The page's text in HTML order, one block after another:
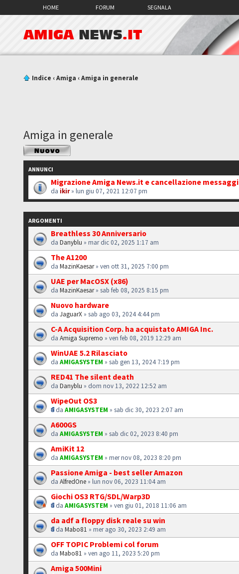
HOME FORUM SEGNALA
AMIGA NEWS.IT
Indice ‹Amiga ‹Amiga in generale
Amiga in generale
Scrivi un nuovo
argomento
ANNUNCI
Migrazione Amiga News.it e cancellazione messaggi
da ikir» lun giu 07, 2021 12:07 pm
ARGOMENTI
Breathless 30 Anniversario
daDanyblu » mar dic 02, 2025 1:17 am
The A1200
daMazinKaesar» ven ott 31, 2025 7:00 pm
UAE per MacOSX (x86)
daMazinKaesar» sab feb 08, 2025 8:15 pm
Nuovo hardware
daJaguarX » sab ago 03, 2024 4:44 pm
C-A Acquisition Corp. ha acquistato AMIGA Inc.
daAmiga Supremo » ven feb 08, 2019 12:29 am
WinUAE 5.2 Rilasciato
daAMIGASYSTEM » sab gen 13, 2024 7:19 pm
RED41 The silent death
daDanyblu » dom nov 13, 2022 12:52 am
WipeOut OS3
daAMIGASYSTEM » sab dic 30, 2023 2:07 am
A600GS
daAMIGASYSTEM » sab dic 02, 2023 8:40 pm
AmiKit 12
daAMIGASYSTEM » mer nov 08, 2023 8:20 pm
Passione Amiga - best seller Amazon
daAlfredOne » lun nov 06, 2023 11:04 am
Giochi OS3 RTG/SDL/Warp3D
daAMIGASYSTEM » ven giu 01, 2018 11:06 am
da adf a floppy disk reale su win
daMabo81 » mer ago 30, 2023 2:49 am
OFF TOPIC Problemi col forum
daMabo81 » ven ago 11, 2023 5:20 pm
Amiga 500Mini